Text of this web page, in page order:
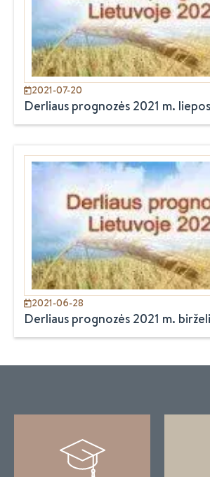
2021-07-20
Derliaus prognozės 2021 m.
2021-06-28
Derliaus prognozės 2021 m.